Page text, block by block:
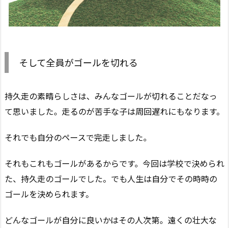
そして全員がゴールを切れる
持久走の素晴らしさは、みんなゴールが切れることだなっ
て思いました。走るのが苦手な子は周回遅れにもなります。
それでも自分のペースで完走しました。
それもこれもゴールがあるからです。今回は学校で決められ
た、持久走のゴールでした。でも人生は自分でその時時の
ゴールを決められます。
どんなゴールが自分に良いかはその人次第。遠くの壮大な